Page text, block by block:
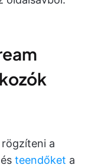
a
teendőket a